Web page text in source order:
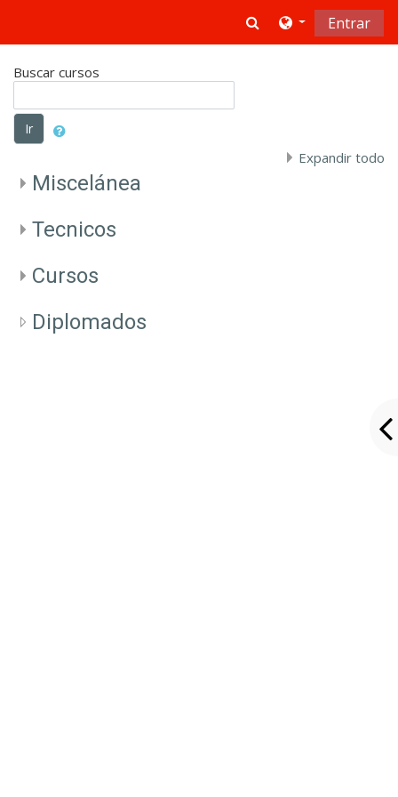
Toggle search
Entrar
Buscar cursos
Ir
Expandir todo
Miscelánea
Tecnicos
Cursos
Diplomados